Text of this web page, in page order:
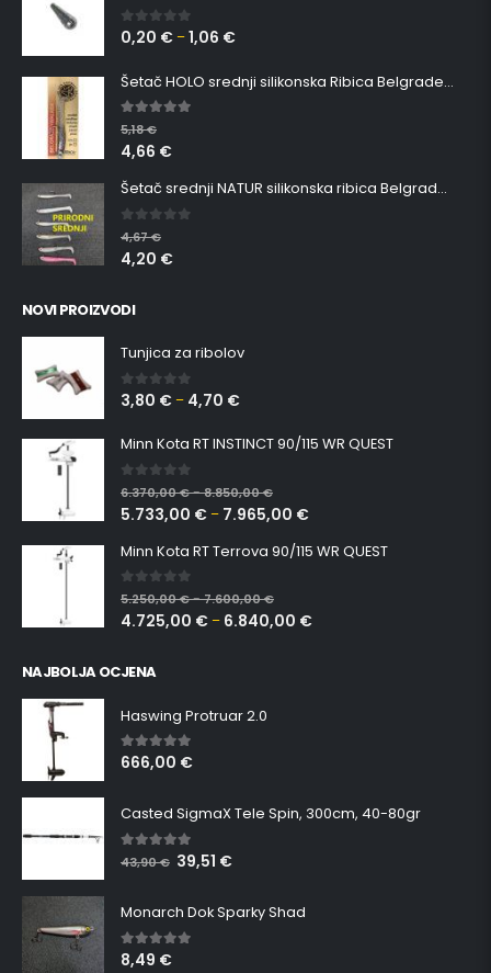
0 out of 5
0,20 € –1,06 €
Šetač HOLO srednji silikonska Ribica Belgrade Walker
5.00out of 5
5,18€
4,66 €
Šetač srednji NATUR silikonska ribica Belgrade Walker
0 out of 5
4,67€
4,20 €
NOVI PROIZVODI
Tunjica za ribolov
0 out of 5
3,80 € – 4,70 €
Minn Kota RT INSTINCT 90/115 WR QUEST
0 out of 5
6.370,00€–8.850,00€
5.733,00 € – 7.965,00 €
Minn Kota RT Terrova 90/115 WR QUEST
0 out of 5
5.250,00€–7.600,00€
4.725,00 € – 6.840,00 €
NAJBOLJA OCJENA
Haswing Protruar 2.0
5.00 out of 5
666,00 €
Casted SigmaX Tele Spin, 300cm, 40-80gr
5.00 out of 5
43,90€ 39,51 €
Monarch Dok Sparky Shad
5.00 out of 5
8,49 €